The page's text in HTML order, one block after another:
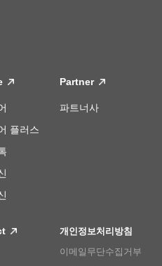
플러스
Partner
파트너사
개인정보처리방침
이메일무단수집거부